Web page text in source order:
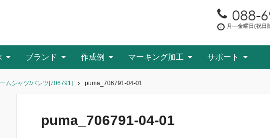
088-
月―金曜日(祝日
ブランド 作成例 マーキング加工 サポート
ムシャツ/パンツ[706791] puma_706791-04-01
puma_706791-04-01